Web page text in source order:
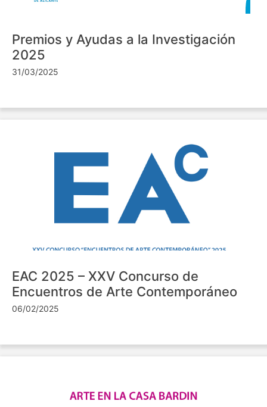
Premios y Ayudas a la Investigación
2025
31/03/2025
EAC 2025 – XXV Concurso de
Encuentros de Arte Contemporáneo
06/02/2025